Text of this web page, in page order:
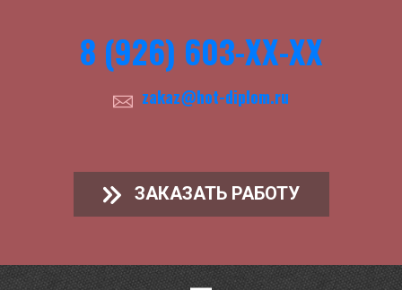
8 (926) 603-ХХ-ХХ
zakaz@hot-diplom.ru
ЗАКАЗАТЬ РАБОТУ